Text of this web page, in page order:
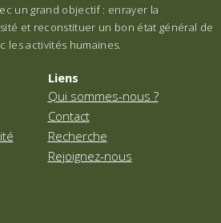
un grand objectif : enrayer la
et reconstituer un bon état général de
les activités humaines.
Liens
Qui sommes-nous ?
Contact
Recherche
Rejoignez-nous